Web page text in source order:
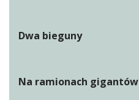
Dwa bieguny
Na ramionach gigantów